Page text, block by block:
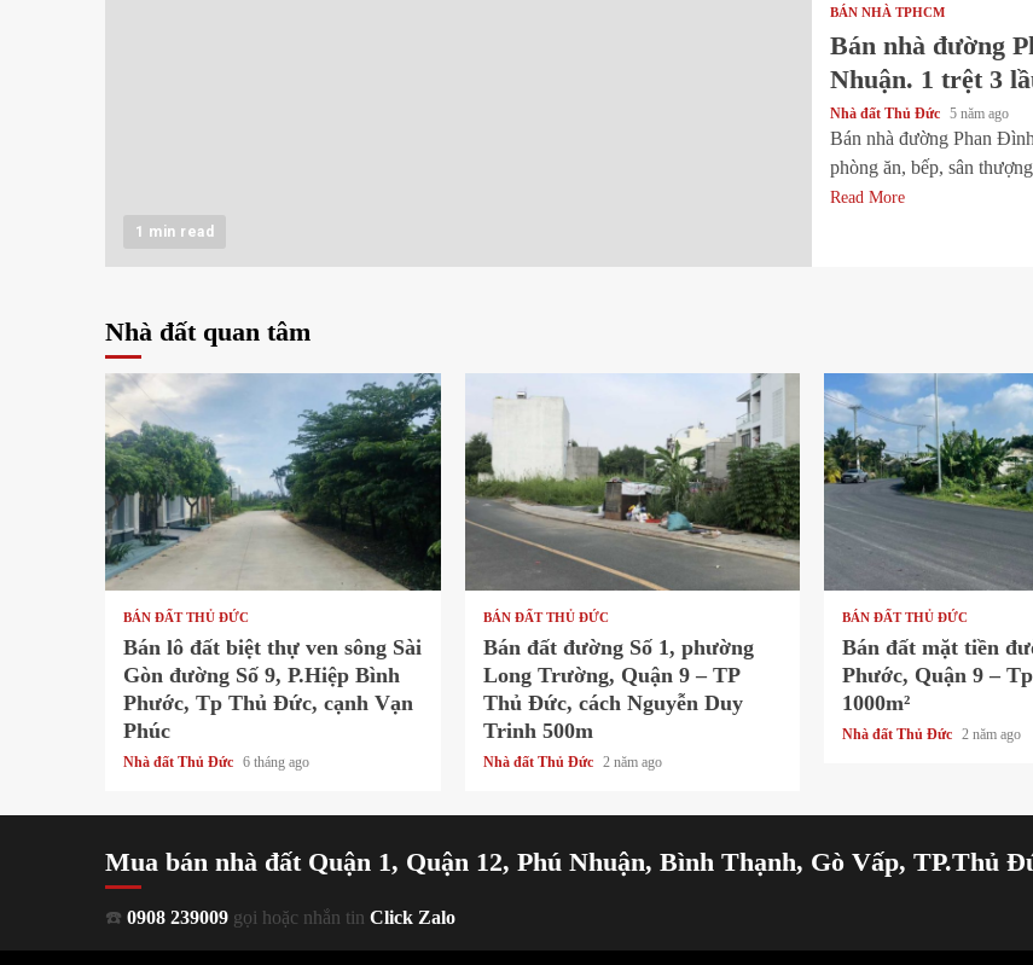
1 min read
BÁN NHÀ TPHCM
Bán nhà đường
Nhuận. 1 trệt 3
Nhà đất Thủ Đức 5 năm ago
Bán nhà đường Phan
phòng ăn, bếp, sân
Read More
Nhà đất quan tâm
1 min read
BÁN ĐẤT THỦ ĐỨC
Bán lô đất biệt thự ven sông Sài
Gòn đường Số 9, P.Hiệp Bình
Phước, Tp Thủ Đức, cạnh Vạn
Phúc
Nhà đất Thủ Đức 6 tháng ago
1 min read
BÁN ĐẤT THỦ ĐỨC
Bán đất đường Số 1, phường
Long Trường, Quận 9 – TP
Thủ Đức, cách Nguyễn Duy
Trinh 500m
Nhà đất Thủ Đức 2 năm ago
1 min read
BÁN ĐẤT THỦ ĐỨC
Bán đất mặt tiền
Phước, Quận 9 –
1000m²
Nhà đất Thủ Đức 2 năm ago
Mua bán nhà đất Quận 1, Quận 12, Phú Nhuận, Bình Thạnh, Gò Vấp, TP.Thủ
☎️ 0908 239009 gọi hoặc nhắn tin Click Zalo